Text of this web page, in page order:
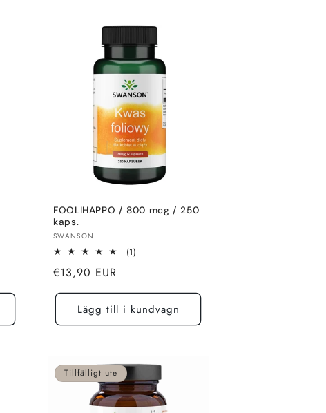
FOOLIHAPPO / 800 mcg / 250
kaps.
Säljare:
SWANSON
(1)
Normalt
pris
€13,90 EUR
Lägg till i kundvagn
Tillfälligt ute